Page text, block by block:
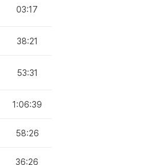
03:17
38:21
53:31
1:06:39
58:26
36:26